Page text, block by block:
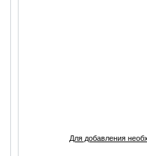
Для добавления